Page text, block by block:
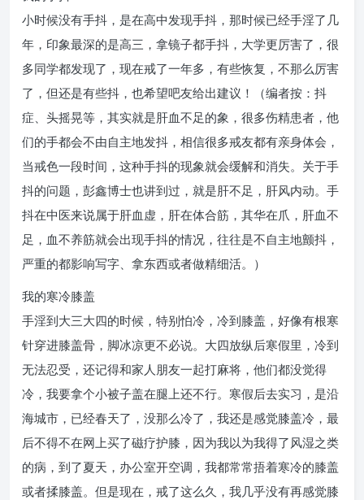
小时候没有手抖，是在高中发现手抖，那时候已经手淫了几
年，印象最深的是高三，拿镜子都手抖，大学更厉害了，很
多同学都发现了，现在戒了一年多，有些恢复，不那么厉害
了，但还是有些抖，也希望吧友给出建议！（编者按：抖
症、头摇晃等，其实就是肝血不足的象，很多伤精患者，他
们的手都会不由自主地发抖，相信很多戒友都有亲身体会，
当戒色一段时间，这种手抖的现象就会缓解和消失。关于手
抖的问题，彭鑫博士也讲到过，就是肝不足，肝风内动。手
抖在中医来说属于肝血虚，肝在体合筋，其华在爪，肝血不
足，血不养筋就会出现手抖的情况，往往是不自主地颤抖，
严重的都影响写字、拿东西或者做精细活。）
我的寒冷膝盖
手淫到大三大四的时候，特别怕冷，冷到膝盖，好像有根寒
针穿进膝盖骨，脚冰凉更不必说。大四放纵后寒假里，冷到
无法忍受，还记得和家人朋友一起打麻将，他们都没觉得
冷，我要拿个小被子盖在腿上还不行。寒假后去实习，是沿
海城市，已经春天了，没那么冷了，我还是感觉膝盖冷，最
后不得不在网上买了磁疗护膝，因为我以为我得了风湿之类
的病，到了夏天，办公室开空调，我都常常捂着寒冷的膝盖
或者揉膝盖。但是现在，戒了这么久，我几乎没有再感觉膝